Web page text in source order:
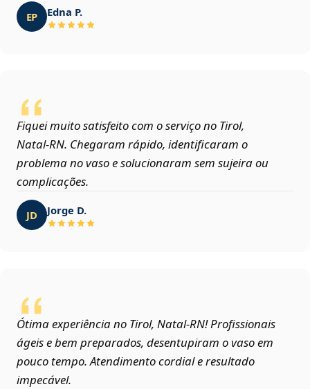
EP Edna P.
Fiquei muito satisfeito com o serviço no Tirol,
Natal‑RN. Chegaram rápido, identificaram o
problema no vaso e solucionaram sem sujeira ou
complicações.
JD Jorge D.
Ótima experiência no Tirol, Natal‑RN! Profissionais
ágeis e bem preparados, desentupiram o vaso em
pouco tempo. Atendimento cordial e resultado
impecável.